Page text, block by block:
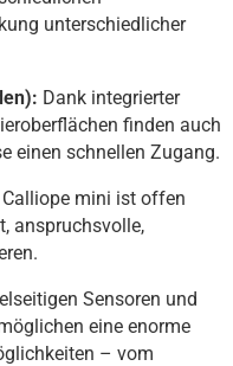
unterschiedlicher
Dank integrierter
finden auch
einen schnellen Zugang.
Calliope mini ist offen
anspruchsvolle,
Sensoren und
eine enorme
– vom